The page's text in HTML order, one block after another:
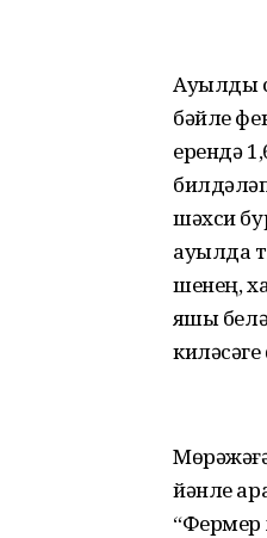
Ауылды
бәйле
ерендә
шәхси
ауылда
шенең,
яҡшы
йәнле
“Фермер